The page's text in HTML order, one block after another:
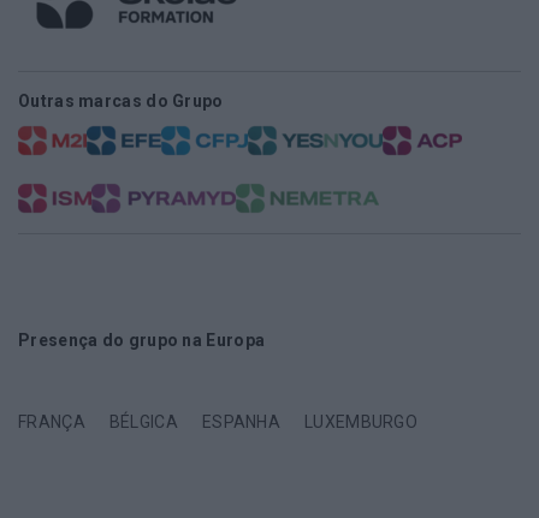
Outras marcas do Grupo
Presença do grupo na Europa
FRANÇA BÉLGICA ESPANHA LUXEMBURGO